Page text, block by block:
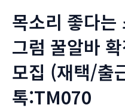
목소리 좋다는
그럼 꿀알바
모집 (재택/출
톡:TM070